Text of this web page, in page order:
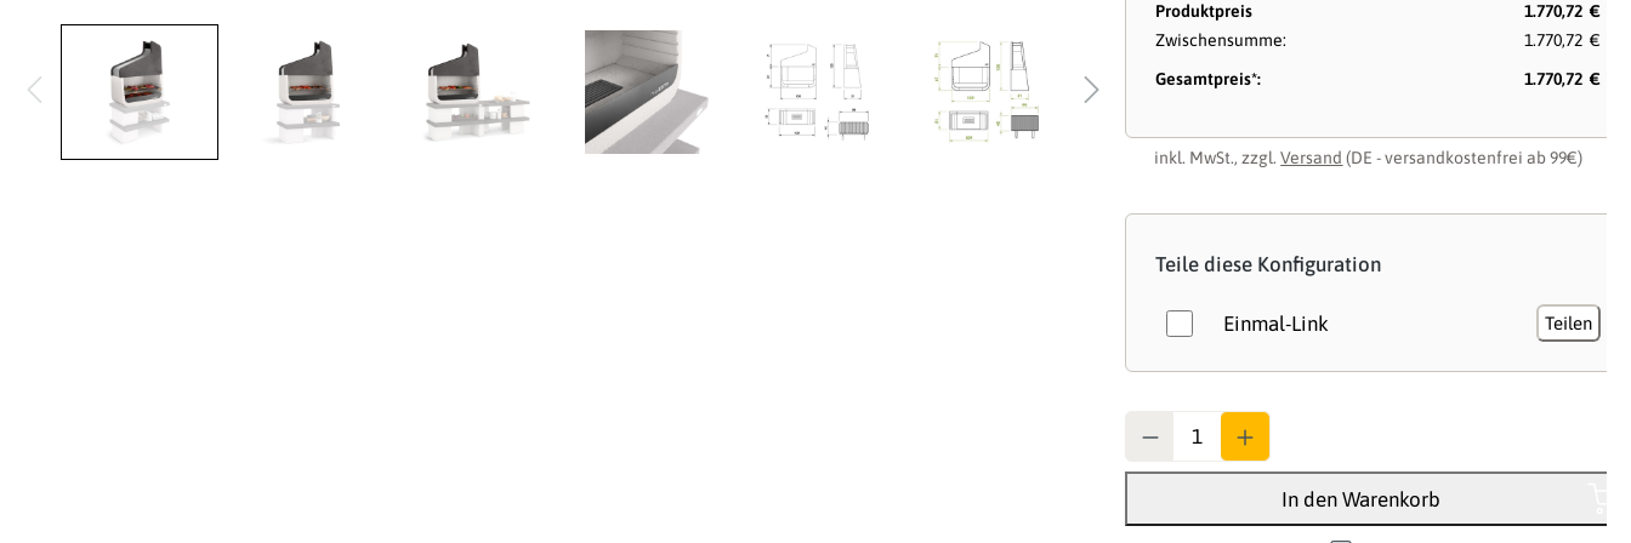
Produktpreis
1.770,72 €
Zwischensumme:
1.770,72 €
Gesamtpreis*:
1.770,72 €
inkl. MwSt., zzgl.Versand (DE - versandkostenfrei ab 99€)
Teile diese Konfiguration
Einmal-Link Teilen
In den Warenkorb